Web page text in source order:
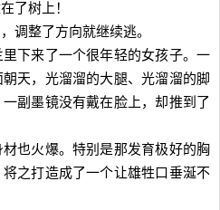
了树上！
整了方向就继续逃。
来了一个很年轻的女孩子。一
天，光溜溜的大腿、光溜溜的脚
副墨镜没有戴在脸上，却推到了
火爆。特别是那发育极好的胸
之打造成了一个让雄牲口垂涎不